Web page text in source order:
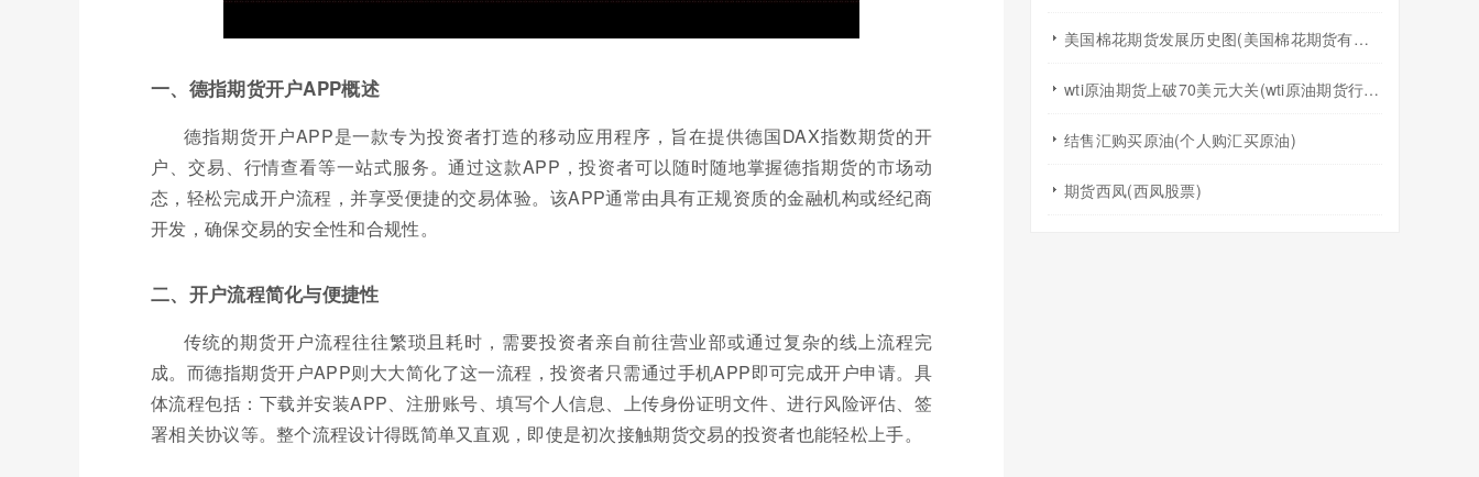
一、德指期货开户APP概述
德指期货开户APP是一款专为投资者打造的移动应用程序，旨在提供德国DAX指数期货的开
户、交易、行情查看等一站式服务。通过这款APP，投资者可以随时随地掌握德指期货的市场动
态，轻松完成开户流程，并享受便捷的交易体验。该APP通常由具有正规资质的金融机构或经纪商
开发，确保交易的安全性和合规性。
二、开户流程简化与便捷性
传统的期货开户流程往往繁琐且耗时，需要投资者亲自前往营业部或通过复杂的线上流程完
成。而德指期货开户APP则大大简化了这一流程，投资者只需通过手机APP即可完成开户申请。具
体流程包括：下载并安装APP、注册账号、填写个人信息、上传身份证明文件、进行风险评估、签
署相关协议等。整个流程设计得既简单又直观，即使是初次接触期货交易的投资者也能轻松上手。
美国棉花期货发展历史图(美国棉花期货有涨跌幅度限制吗)
wti原油期货上破70美元大关(wti原油期货行情)
结售汇购买原油(个人购汇买原油)
期货西凤(西凤股票)